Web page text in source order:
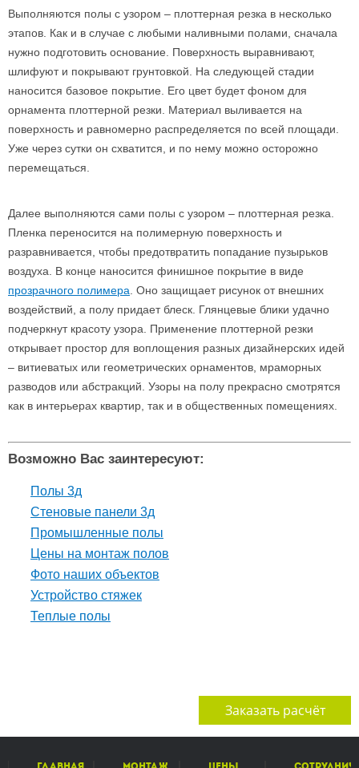
Выполняются полы с узором – плоттерная резка в несколько
этапов. Как и в случае с любыми наливными полами, сначала
нужно подготовить основание. Поверхность выравнивают,
шлифуют и покрывают грунтовкой. На следующей стадии
наносится базовое покрытие. Его цвет будет фоном для
орнамента плоттерной резки. Материал выливается на
поверхность и равномерно распределяется по всей площади.
Уже через сутки он схватится, и по нему можно осторожно
перемещаться.
Далее выполняются сами полы с узором – плоттерная резка.
Пленка переносится на полимерную поверхность и
разравнивается, чтобы предотвратить попадание пузырьков
воздуха. В конце наносится финишное покрытие в виде
прозрачного полимера. Оно защищает рисунок от внешних
воздействий, а полу придает блеск. Глянцевые блики удачно
подчеркнут красоту узора. Применение плоттерной резки
открывает простор для воплощения разных дизайнерских идей
– витиеватых или геометрических орнаментов, мраморных
разводов или абстракций. Узоры на полу прекрасно смотрятся
как в интерьерах квартир, так и в общественных помещениях.
Возможно Вас заинтересуют:
Полы 3д
Стеновые панели 3д
Промышленные полы
Цены на монтаж полов
Фото наших объектов
Устройство стяжек
Теплые полы
Заказать расчёт